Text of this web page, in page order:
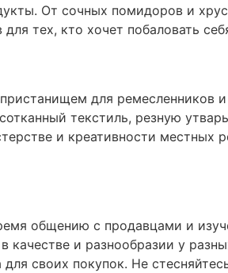
От сочных помидоров и
тех, кто хочет побаловать
для
текстиль, резную
и креативности местных
общению с продавцами и
и разнообразии у
своих покупок. Не